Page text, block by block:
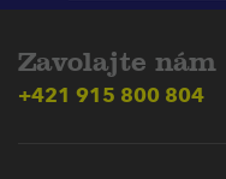
Zavolajte nám
+421 915 800 804